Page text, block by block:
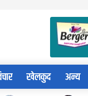
खेलकुद अन्य